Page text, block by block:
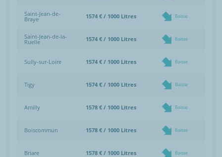
Saint-Jean-de-
Braye 1574 € / 1000 Litres Baisse
Saint-Jean-de-la-
Ruelle 1574 € / 1000 Litres Baisse
Sully-sur-Loire 1574 € / 1000 Litres Baisse
Tigy 1574 € / 1000 Litres Baisse
Amilly 1578 € / 1000 Litres Baisse
Boiscommun 1578 € / 1000 Litres Baisse
Briare 1578 € / 1000 Litres Baisse